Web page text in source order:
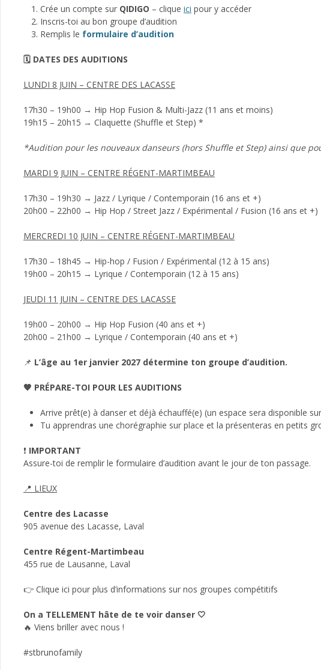
Crée un compte sur QIDIGO – clique ici pour y accéder
Inscris-toi au bon groupe d’audition
Remplis le formulaire d’audition
🗓️ DATES DES AUDITIONS
LUNDI 8 JUIN – CENTRE DES LACASSE
17h30 – 19h00 → Hip Hop Fusion & Multi-Jazz (11 ans et moins)
19h15 – 20h15 → Claquette (Shuffle et Step) *
*Audition pour les nouveaux danseurs (hors Shuffle et Step) ainsi que
MARDI 9 JUIN – CENTRE RÉGENT-MARTIMBEAU
17h30 – 19h30 → Jazz / Lyrique / Contemporain (16 ans et +)
20h00 – 22h00 → Hip Hop / Street Jazz / Expérimental / Fusion (16 ans et +)
MERCREDI 10 JUIN – CENTRE RÉGENT-MARTIMBEAU
17h30 – 18h45 → Hip-hop / Fusion / Expérimental (12 à 15 ans)
19h00 – 20h15 → Lyrique / Contemporain (12 à 15 ans)
JEUDI 11 JUIN – CENTRE DES LACASSE
19h00 – 20h00 → Hip Hop Fusion (40 ans et +)
20h00 – 21h00 → Lyrique / Contemporain (40 ans et +)
📌 L’âge au 1er janvier 2027 détermine ton groupe d’audition.
🧡 PRÉPARE-TOI POUR LES AUDITIONS
Arrive prêt(e) à danser et déjà échauffé(e) (un espace sera disponible
Tu apprendras une chorégraphie sur place et la présenteras en petits
❗ IMPORTANT
Assure-toi de remplir le formulaire d’audition avant le jour de ton passage.
📍 LIEUX
Centre des Lacasse
905 avenue des Lacasse, Laval
Centre Régent-Martimbeau
455 rue de Lausanne, Laval
👉 Clique ici pour plus d’informations sur nos groupes compétitifs
On a TELLEMENT hâte de te voir danser 🤍
🔥 Viens briller avec nous !
#stbrunofamily